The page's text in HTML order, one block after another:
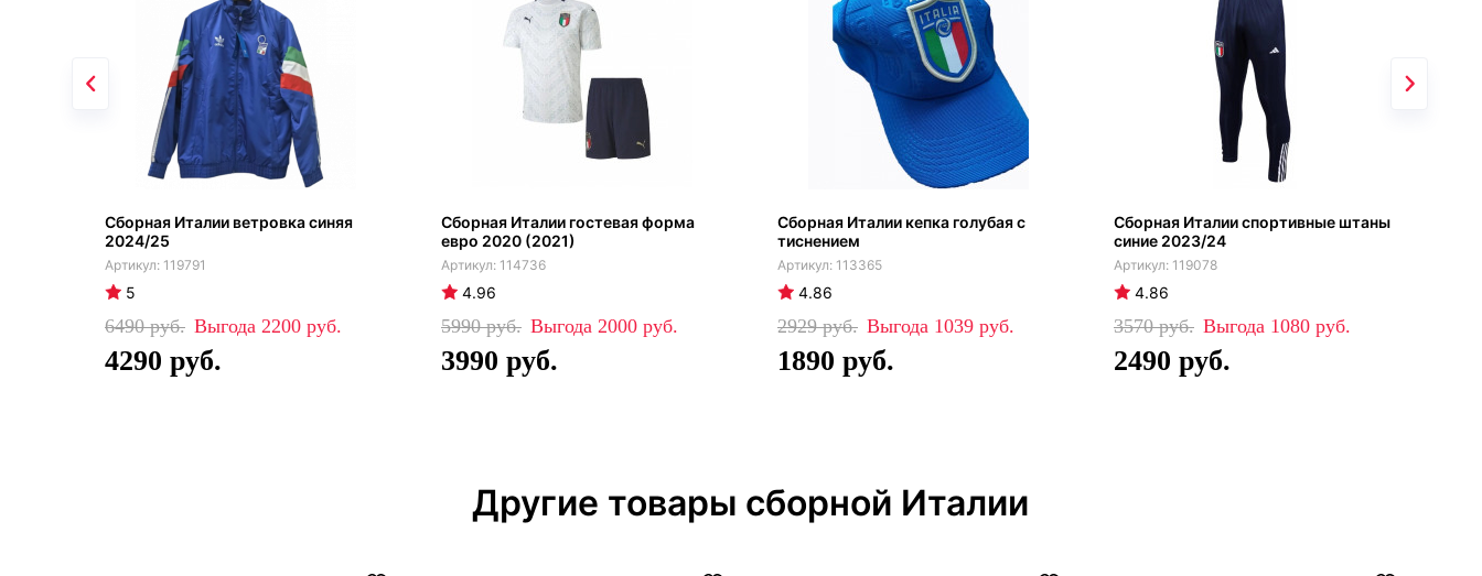
Сборная Италии ветровка синяя
2024/25
119791
5
6490 2200
4290
Сборная Италии гостевая форма
евро 2020 (2021)
114736
4.96
5990 2000
3990
Сборная Италии кепка голубая с
тиснением
113365
4.86
2929 1039
1890
Сборная Италии спортивные штаны
синие 2023/24
119078
4.86
3570 1080
2490
Другие товары сборной Италии